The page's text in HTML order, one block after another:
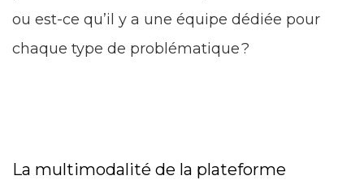
ou est-ce qu’il y a une équipe dédiée pour
chaque type de problématique ?
La multimodalité de la plateforme